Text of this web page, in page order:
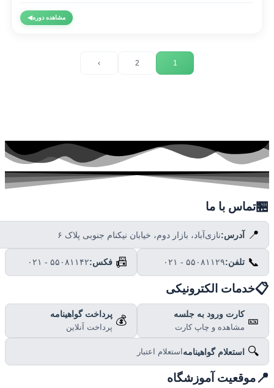
مشاهده دوره◀
تماس با ما
📍 آدرس:نازی‌آباد، بازار دوم، خیابان نیکنام جنوبی پلاک ۶
📞 تلفن:۰۲۱ - ۵۵۰۸۱۱۲۹ 📠 فکس:۰۲۱ - ۵۵۰۸۱۱۴۲
خدمات الکترونیکی
🎫 کارت ورود به جلسه
مشاهده و چاپ کارت
💰 پرداخت گواهینامه
پرداخت آنلاین
🔍 استعلام گواهینامهاستعلام اعتبار
موقعیت آموزشگاه